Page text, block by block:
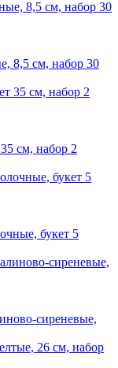
8,5 см, набор 30
см, набор 2
букет 5
сиреневые,